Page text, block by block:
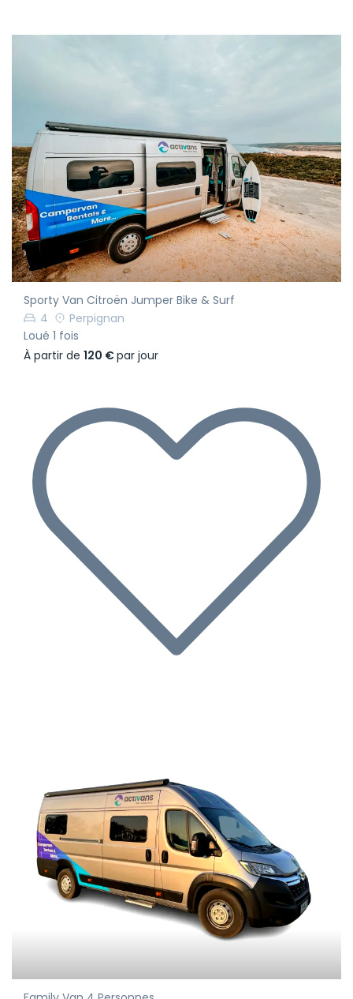
Sporty Van Citroën Jumper Bike & Surf
4
Perpignan
Loué 1 fois
À partir de 120 €par jour